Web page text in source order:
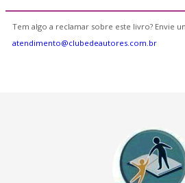
Tem algo a reclamar sobre este livro? Envie
atendimento@clubedeautores.com.br